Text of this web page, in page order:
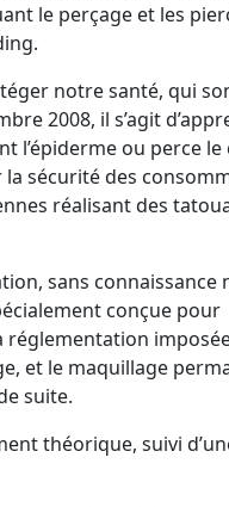
le perçage et les
notre santé, qui
2008, il s’agit
l’épiderme ou perce le
sécurité des
réalisant des
sans connaissance
conçue pour
réglementation
et le maquillage
suite.
théorique, suivi